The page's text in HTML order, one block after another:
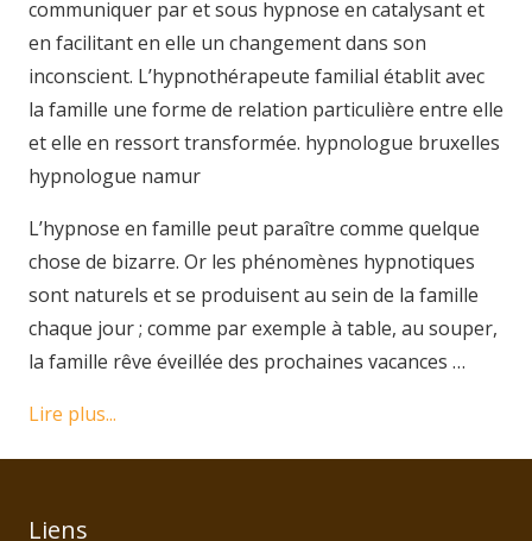
communiquer par et sous hypnose en catalysant et
en facilitant en elle un changement dans son
inconscient. L’hypnothérapeute familial établit avec
la famille une forme de relation particulière entre elle
et elle en ressort transformée. hypnologue bruxelles
hypnologue namur
L’hypnose en famille peut paraître comme quelque
chose de bizarre. Or les phénomènes hypnotiques
sont naturels et se produisent au sein de la famille
chaque jour ; comme par exemple à table, au souper,
la famille rêve éveillée des prochaines vacances …
Lire plus...
Liens